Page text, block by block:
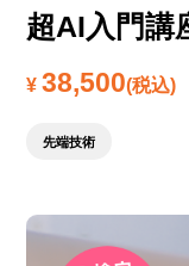
超AI入門講
¥38,500(税込)
先端技術